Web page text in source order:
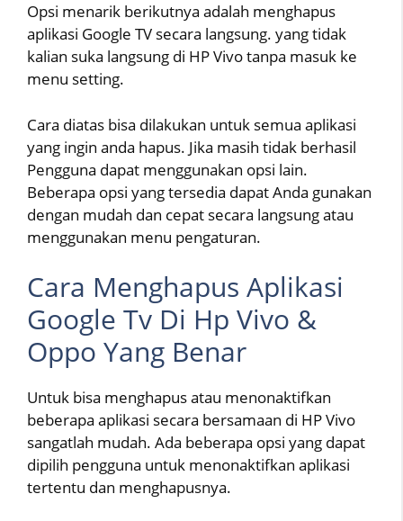
Opsi menarik berikutnya adalah menghapus
aplikasi Google TV secara langsung. yang tidak
kalian suka langsung di HP Vivo tanpa masuk ke
menu setting.
Cara diatas bisa dilakukan untuk semua aplikasi
yang ingin anda hapus. Jika masih tidak berhasil
Pengguna dapat menggunakan opsi lain.
Beberapa opsi yang tersedia dapat Anda gunakan
dengan mudah dan cepat secara langsung atau
menggunakan menu pengaturan.
Cara Menghapus Aplikasi
Google Tv Di Hp Vivo &
Oppo Yang Benar
Untuk bisa menghapus atau menonaktifkan
beberapa aplikasi secara bersamaan di HP Vivo
sangatlah mudah. Ada beberapa opsi yang dapat
dipilih pengguna untuk menonaktifkan aplikasi
tertentu dan menghapusnya.